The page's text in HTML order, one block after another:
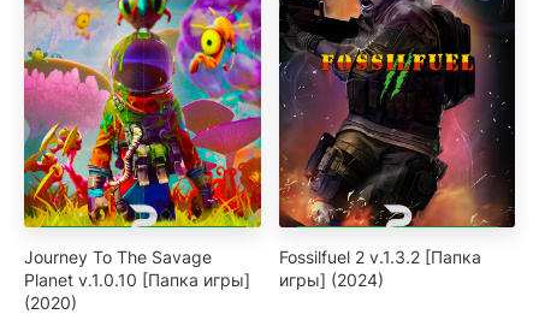
Journey To The Savage
Planet v.1.0.10 [Папка игры]
(2020)
Fossilfuel 2 v.1.3.2 [Папка
игры] (2024)